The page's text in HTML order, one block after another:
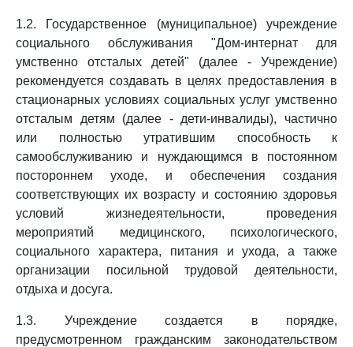
1.2. Государственное (муниципальное) учреждение
социального обслуживания "Дом-интернат для
умственно отсталых детей" (далее - Учреждение)
рекомендуется создавать в целях предоставления в
стационарных условиях социальных услуг умственно
отсталым детям (далее - дети-инвалиды), частично
или полностью утратившим способность к
самообслуживанию и нуждающимся в постоянном
постороннем уходе, и обеспечения создания
соответствующих их возрасту и состоянию здоровья
условий жизнедеятельности, проведения
мероприятий медицинского, психологического,
социального характера, питания и ухода, а также
организации посильной трудовой деятельности,
отдыха и досуга.
1.3. Учреждение создается в порядке,
предусмотренном гражданским законодательством